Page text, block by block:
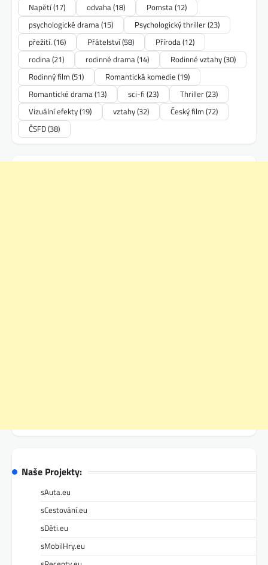
Napětí(17) odvaha(18) Pomsta(12)
psychologické drama(15) Psychologický thriller(23)
přežití. (16) Přátelství(58) Příroda(12)
rodina(21) rodinné drama(14) Rodinné vztahy(30)
Rodinný film (51) Romantická komedie (19)
Romantické drama(13) sci-fi (23) Thriller(23)
Vizuální efekty(19) vztahy(32) Český film (72)
ČSFD(38)
Naše Projekty:
sAuta.eu
sCestování.eu
sDěti.eu
sMobilHry.eu